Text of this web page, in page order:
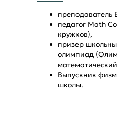
педагог Math
кружков),
призер
олимпиад
Выпускник
школы.